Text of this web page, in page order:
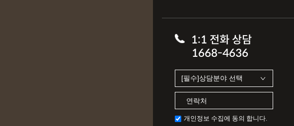
1:1 전화 상담
1668-4636
개인정보 수집에 동의 합니다.